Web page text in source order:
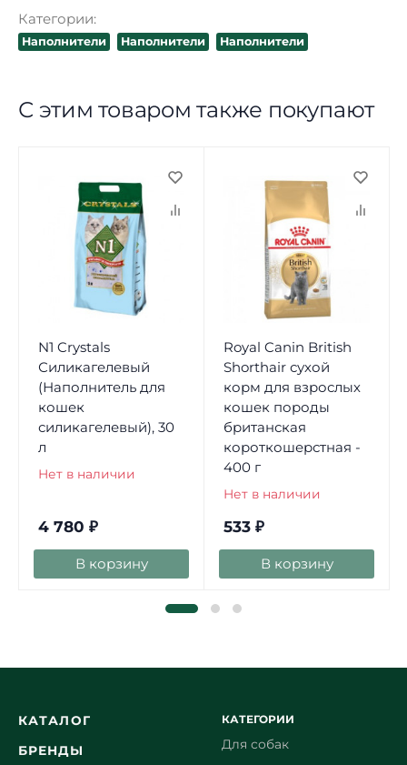
Категории:
Наполнители Наполнители Наполнители
С этим товаром также покупают
N1 Crystals
Силикагелевый
(Наполнитель для
кошек
силикагелевый), 30
л
Нет в наличии
4 780 ₽
В корзину
Royal Canin British
Shorthair сухой
корм для взрослых
кошек породы
британская
короткошерстная -
400 г
Нет в наличии
533 ₽
В корзину
КАТАЛОГ
БРЕНДЫ
КАТЕГОРИИ
Для собак